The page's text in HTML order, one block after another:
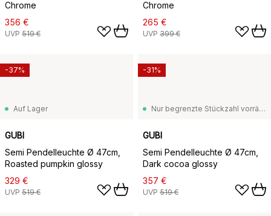
Chrome
356 €
UVP 519 €
Chrome
265 €
UVP 399 €
Auf Lager
GUBI
Semi Pendelleuchte Ø 47cm,
Roasted pumpkin glossy
329 €
UVP 519 €
-37%
Nur begrenzte Stückzahl vorrätig
GUBI
Semi Pendelleuchte Ø 47cm,
Dark cocoa glossy
357 €
UVP 519 €
-31%